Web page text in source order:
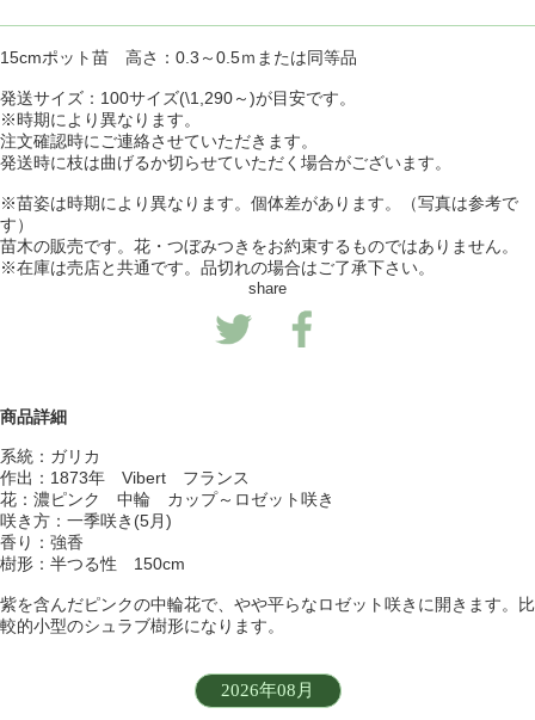
15cmポット苗 高さ：0.3～0.5ｍまたは同等品
発送サイズ：100サイズ(\1,290～)が目安です。
※時期により異なります。
注文確認時にご連絡させていただきます。
発送時に枝は曲げるか切らせていただく場合がございます。
※苗姿は時期により異なります。個体差があります。（写真は参考で
す）
苗木の販売です。花・つぼみつきをお約束するものではありません。
※在庫は売店と共通です。品切れの場合はご了承下さい。
share
商品詳細
系統：ガリカ
作出：1873年 Vibert フランス
花：濃ピンク 中輪 カップ～ロゼット咲き
咲き方：一季咲き(5月)
香り：強香
樹形：半つる性 150cm
紫を含んだピンクの中輪花で、やや平らなロゼット咲きに開きます。比
較的小型のシュラブ樹形になります。
2026年08月